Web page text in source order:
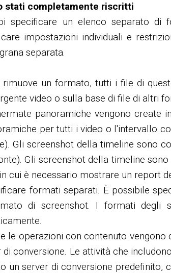
stati completamente riscritti
un elenco separato di
impostazioni individuali e
separata.
un formato, tutti i file di
video o sulla base di file di altri
panoramiche vengono create
per tutti i video o l'intervallo
Gli screenshot della timeline sono
Gli screenshot della timeline sono
cui è necessario mostrare un report
formati separati. È possibile
di screenshot. I formati degli
le operazioni con contenuto
conversione. Le attività che
un server di conversione predefinito,